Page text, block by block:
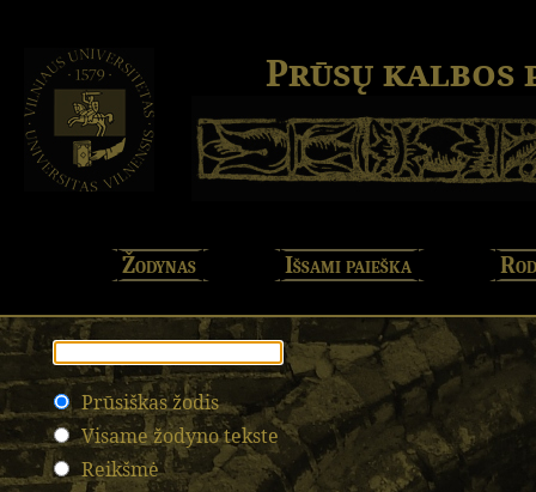
Prūsų kalbos
Žodynas Išsami paieška
Prūsiškas žodis
Visame žodyno tekste
Reikšmė